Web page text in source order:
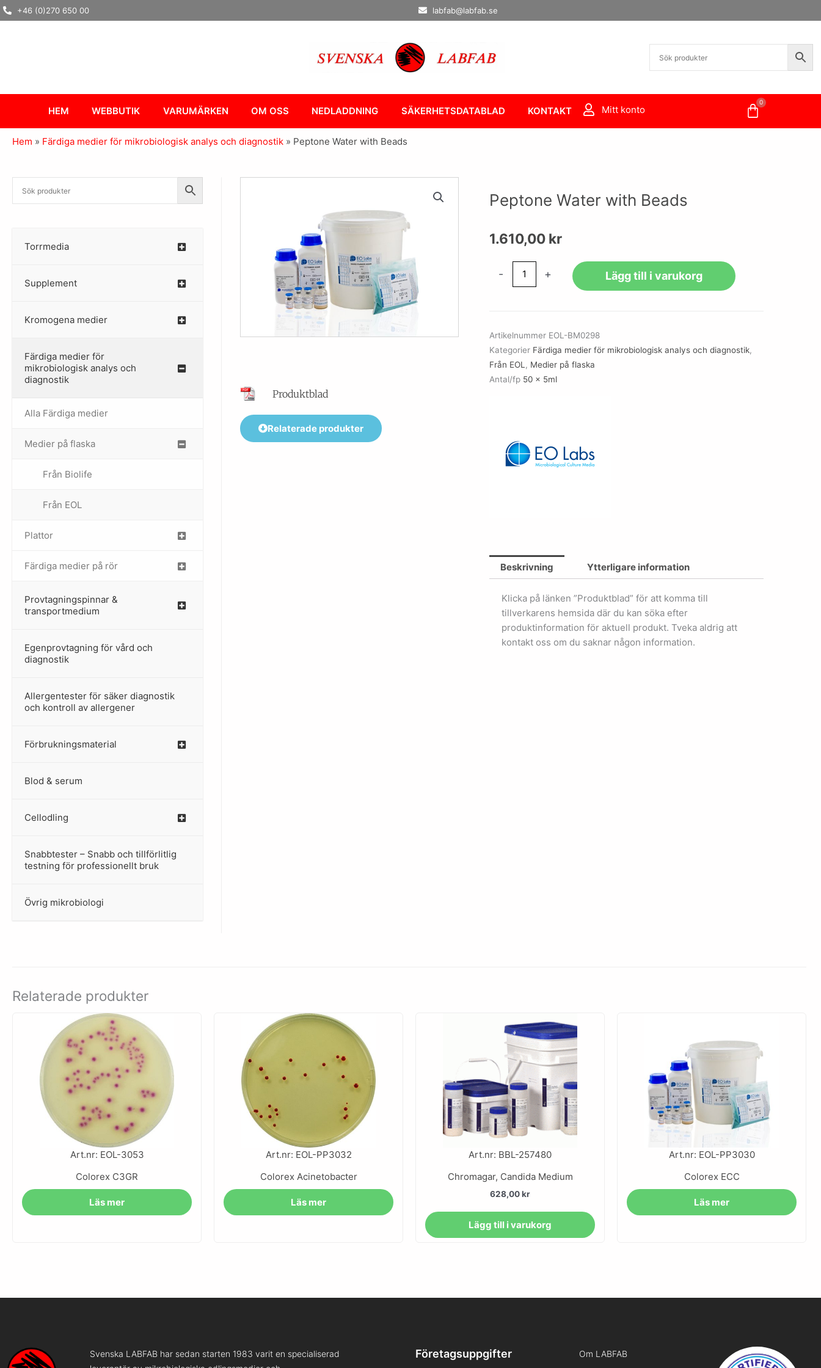
Hoppa
till
+46 (0)270 650 00 labfab@labfab.se
HEM WEBBUTIK VARUMÄRKEN OM OSS NEDLADDNING SÄKERHETSDATABLAD KONTAKT Mitt konto
0
Varukorg
Hem » Färdiga medier för mikrobiologisk analys och diagnostik » Peptone Water with Beads
Torrmedia
–
Supplement
–
Kromogena medier
–
Färdiga medier för
mikrobiologisk analys och
diagnostik
Alla Färdiga medier
Medier på flaska
–
Från Biolife
–
Från EOL
–
Plattor
–
Färdiga medier på rör
–
Provtagningspinnar &
transportmedium
–
Egenprovtagning för vård och
diagnostik
–
Allergentester för säker diagnostik
och kontroll av allergener
–
Förbrukningsmaterial
Blod & serum
Cellodling
–
Snabbtester – Snabb och tillförlitlig
testning för professionellt bruk
–
Övrig mikrobiologi
–
Produktblad
Relaterade produkter
Peptone Water with Beads
1.610,00 kr
- + Lägg till i varukorg
Artikelnummer EOL-BM0298
Kategorier Färdiga medier för mikrobiologisk analys och diagnostik,
Från EOL , Medier på flaska
Antal/fp 50 x 5ml
Beskrivning Ytterligare information
Klicka på länken ”Produktblad” för att komma till
tillverkarens hemsida där du kan söka efter
produktinformation för aktuell produkt. Tveka aldrig att
kontakt oss om du saknar någon information.
Relaterade produkter
Art.nr: EOL-3053
Colorex C3GR
Läs mer
Art.nr: EOL-PP3032
Colorex Acinetobacter
Läs mer
Art.nr: BBL-257480
Chromagar, Candida Medium
628,00kr
Lägg till i varukorg
Art.nr: EOL-PP3030
Colorex ECC
Läs mer
Svenska LABFAB har sedan starten 1983 varit en specialiserad
Företagsuppgifter
Om LABFAB